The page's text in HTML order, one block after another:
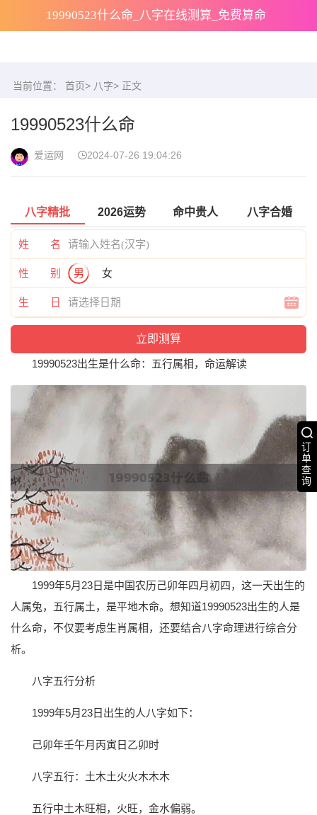
19990523什么命_八字在线测算_免费算命
订
单
查
询
当前位置： 首页> 八字> 正文
19990523什么命
爱运网 2024-07-26 19:04:26
八字精批 2026运势 命中贵人 八字合婚
姓 名
性 别 男 女
生 日
19990523出生是什么命：五行属相，命运解读
1999年5月23日是中国农历己卯年四月初四，这一天出生的
人属兔，五行属土，是平地木命。想知道19990523出生的人是
什么命，不仅要考虑生肖属相，还要结合八字命理进行综合分
析。
八字五行分析
1999年5月23日出生的人八字如下：
己卯年壬午月丙寅日乙卯时
八字五行：土木土火火木木木
五行中土木旺相，火旺，金水偏弱。